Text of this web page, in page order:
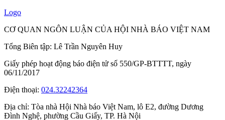
Logo
CƠ QUAN NGÔN LUẬN CỦA HỘI NHÀ BÁO VIỆT NAM
Tổng Biên tập: Lê Trần Nguyên Huy
Giấy phép hoạt động báo điện tử số 550/GP-BTTTT, ngày
06/11/2017
Điện thoại: 024.32242364
Địa chỉ: Tòa nhà Hội Nhà báo Việt Nam, lô E2, đường Dương
Đình Nghệ, phường Cầu Giấy, TP. Hà Nội